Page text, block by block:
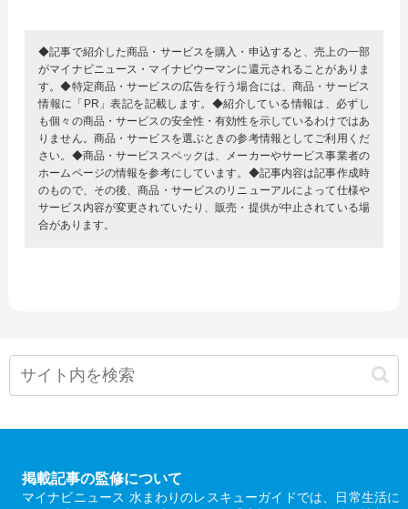
◆記事で紹介した商品・サービスを購入・申込すると、売上の一部
がマイナビニュース・マイナビウーマンに還元されることがありま
す。◆特定商品・サービスの広告を行う場合には、商品・サービス
情報に「PR」表記を記載します。◆紹介している情報は、必ずし
も個々の商品・サービスの安全性・有効性を示しているわけではあ
りません。商品・サービスを選ぶときの参考情報としてご利用くだ
さい。◆商品・サービススペックは、メーカーやサービス事業者の
ホームページの情報を参考にしています。◆記事内容は記事作成時
のもので、その後、商品・サービスのリニューアルによって仕様や
サービス内容が変更されていたり、販売・提供が中止されている場
合があります。
掲載記事の監修について
マイナビニュース 水まわりのレスキューガイドでは、日常生活に